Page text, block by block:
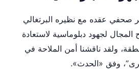
صحفي عقده مع نظيره البرتغالي
المجال لجهود دبلوماسية لاستعادة
ولقد ناقشنا أمن الملاحة في
وفق «الحدث».